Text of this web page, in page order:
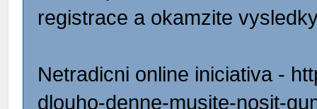
registrace a okamzite
Netradicni online iniciativa -
dlouho-denne-musite-nosit-